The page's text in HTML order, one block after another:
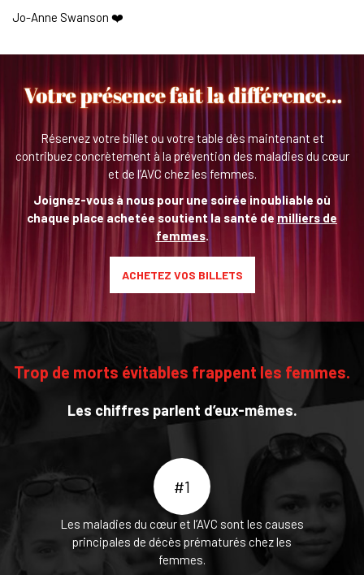
Jo-Anne Swanson ❤️
Réservez votre billet ou votre table dès maintenant et
contribuez concrètement à la prévention des maladies du cœur
et de l’AVC chez les femmes.
Joignez-vous à nous pour une soirée inoubliable où
chaque place achetée soutient la santé de milliers de
femmes.
ACHETEZ VOS BILLETS
Trop de morts évitables frappent les femmes.
Les chiffres parlent d’eux-mêmes.
#1
Les maladies du cœur et l’AVC sont les causes
principales de décès prématurés chez les
femmes.